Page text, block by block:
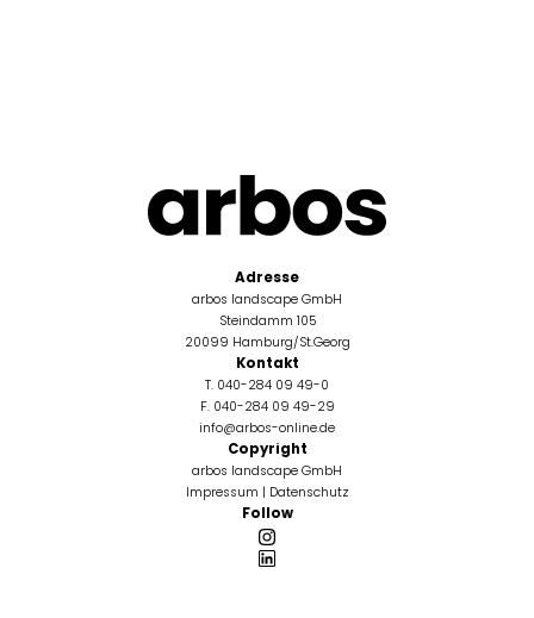
Adresse
arbos landscape GmbH
Steindamm 105
20099 Hamburg/St.Georg
Kontakt
T. 040-284 09 49-0
F. 040-284 09 49-29
info@arbos-online.de
Copyright
arbos landscape GmbH
Impressum | Datenschutz
Follow